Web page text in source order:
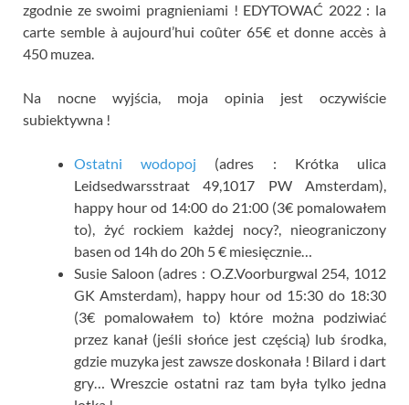
zgodnie ze swoimi pragnieniami ! EDYTOWAĆ 2022 : la
carte semble à aujourd’hui coûter 65€ et donne accès à
450 muzea.
Na nocne wyjścia, moja opinia jest oczywiście
subiektywna !
Ostatni wodopoj (adres : Krótka ulica
Leidsedwarsstraat 49,1017 PW Amsterdam),
happy hour od 14:00 do 21:00 (3€ pomalowałem
to), żyć rockiem każdej nocy?, nieograniczony
basen od 14h do 20h 5 € miesięcznie…
Susie Saloon (adres : O.Z.Voorburgwal 254, 1012
GK Amsterdam), happy hour od 15:30 do 18:30
(3€ pomalowałem to) które można podziwiać
przez kanał (jeśli słońce jest częścią) lub środka,
gdzie muzyka jest zawsze doskonała ! Bilard i dart
gry… Wreszcie ostatni raz tam była tylko jedna